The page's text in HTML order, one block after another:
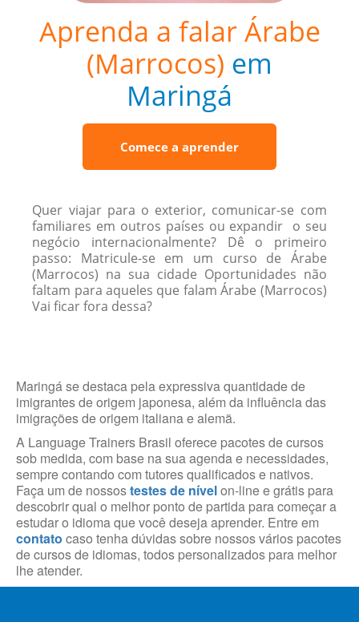
Aprenda a falar Árabe
(Marrocos) em
Maringá
Comece a aprender
Quer viajar para o exterior, comunicar-se com
familiares em outros países ou expandir o seu
negócio internacionalmente? Dê o primeiro
passo: Matricule-se em um curso de Árabe
(Marrocos) na sua cidade Oportunidades não
faltam para aqueles que falam Árabe (Marrocos)
Vai ficar fora dessa?
Maringá se destaca pela expressiva quantidade de
imigrantes de origem japonesa, além da influência das
imigrações de origem italiana e alemã.
A Language Trainers Brasil oferece pacotes de cursos
sob medida, com base na sua agenda e necessidades,
sempre contando com tutores qualificados e nativos.
Faça um de nossostestes de nívelon-line e grátis para
descobrir qual o melhor ponto de partida para começar a
estudar o idioma que você deseja aprender. Entre em
contato caso tenha dúvidas sobre nossos vários pacotes
de cursos de idiomas, todos personalizados para melhor
lhe atender.